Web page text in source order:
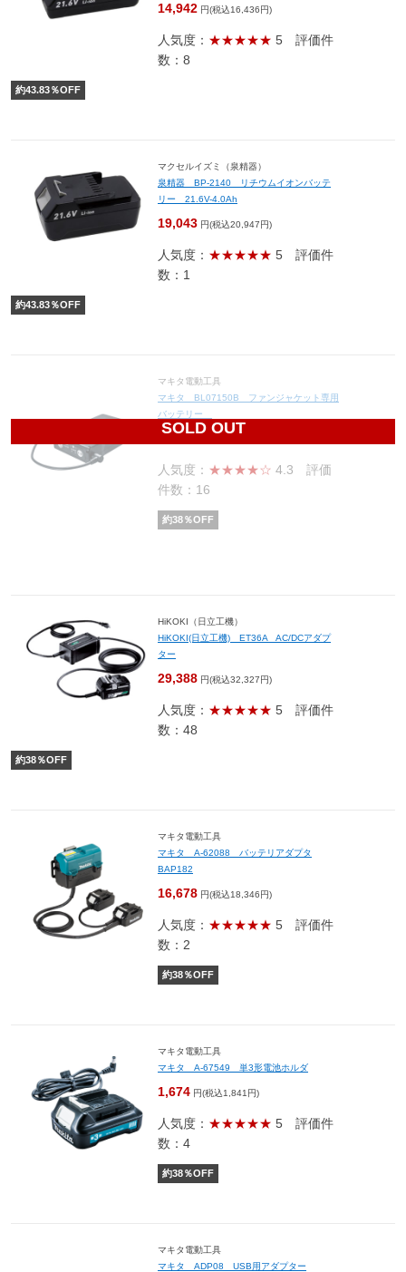
14,942 円(税込16,436円)
人気度： ★★★★★ 5 評価件
数：8
約43.83％OFF
マクセルイズミ（泉精器）
泉精器 BP-2140 リチウムイオンバッテ
リー 21.6V-4.0Ah
19,043 円(税込20,947円)
人気度： ★★★★★ 5 評価件
数：1
約43.83％OFF
SOLD OUT
マキタ電動工具
マキタ BL07150B ファンジャケット専用
バッテリー
8,060
人気度： ★★★★☆ 4.3 評価
件数：16
約38％OFF
HiKOKI（日立工機）
HiKOKI(日立工機) ET36A AC/DCアダプ
ター
29,388 円(税込32,327円)
人気度： ★★★★★ 5 評価件
数：48
約38％OFF
マキタ電動工具
マキタ A-62088 バッテリアダプタ
BAP182
16,678 円(税込18,346円)
人気度： ★★★★★ 5 評価件
数：2
約38％OFF
マキタ電動工具
マキタ A-67549 単3形電池ホルダ
1,674 円(税込1,841円)
人気度： ★★★★★ 5 評価件
数：4
約38％OFF
マキタ電動工具
マキタ ADP08 USB用アダプター